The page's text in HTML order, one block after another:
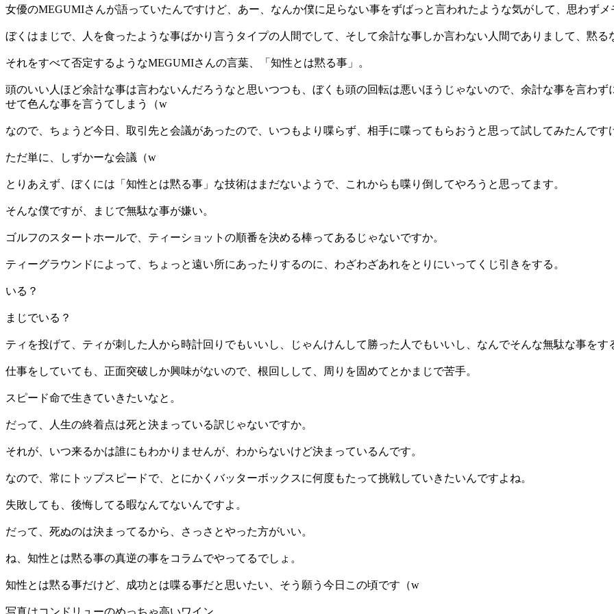
女優のMEGUMIさんが語っていたんですけど、あー、なんか僕に足らない事をずばっと言われたような気がして、思わずメ
ぼくはまじで、人を食ったような事ばかり言うタイプの人間でして、そして余計な事しか言わない人間でありまして、黙
それをすべて否定するようなMEGUMIさんの言葉、「知性とは黙る事」。
頭のいい人ほど余計な事は言わないんだろうなと思いつつも、ぼくも頭の回転は悪いほうじゃないので、余計な事を言わ
せて色んな事を言うてしまう（w
なので、ちょうど今日、取引先と会議があったので、いつもより喋らず、相手に喋ってもらおうと思って試してみたんで
ただ単に、しずかーな会議（w
とりあえず、ぼくには「知性とは黙る事」な技術はまだないようで、これからも喋り倒してやろうと思ってます。
そんな僕ですが、まじで無駄な事が嫌い。
ゴルフのスタートホールで、ティーショットの順番を決める棒ってあるじゃないですか。
ティーグラウンドによって、ちょっと遠い所にあったりするのに、わざわざあれをとりにいってくじ引きをする。
いる？
まじでいる？
ティを投げて、ティが刺した人から時計回りでもいいし、じゃんけんして勝った人でもいいし、なんでそんな無駄な事をす
仕事をしていても、正面突破しか興味がないので、根回しして、周りを固めてとかまじで苦手。
スピード命で生きていきたいなと。
だって、人生の終着点は死と決まっている訳じゃないですか。
それが、いつ来るかは誰にもわかりませんが、わからないけど決まっているんです。
なので、常にトップスピードで、とにかくバッターボックスに何度もたって挑戦していきたいんですよね。
失敗しても、後悔してる暇なんてないんですよ。
だって、死ぬのは決まってるから、さっさとやった方がいい。
ね、知性とは黙る事の真逆の事をコラムでやってるでしょ。
知性とは黙る事だけど、成功とは喋る事だと思いたい、そう願う今日この頃です（w
写真はコンドリューのめっちゃ高いワイン。